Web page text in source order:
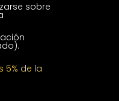
sobre
5% de la